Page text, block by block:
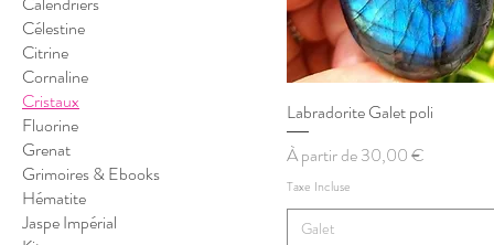
Célestine
Citrine
Cornaline
Cristaux
Fluorine
Grenat
Grimoires & Ebooks
Hématite
Jaspe Impérial
Aperçu rapide
Labradorite Galet poli
À partir de30,00 €
Prix promotionnel
Taxe Incluse
Galet